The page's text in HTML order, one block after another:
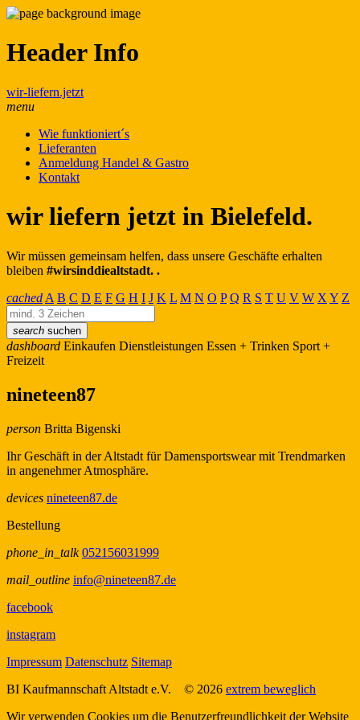
Header Info
wir-liefern.jetzt
menu
Wie funktioniert´s
Lieferanten
Anmeldung Handel & Gastro
Kontakt
wir liefern jetzt in Bielefeld.
Wir müssen gemeinsam helfen, dass unsere Geschäfte erhalten
bleiben #wirsinddiealtstadt. .
cached A B C D E F G H I J K L M N O P Q R S T U V W X Y Z
search suchen
dashboard Einkaufen Dienstleistungen Essen + Trinken Sport +
Freizeit
nineteen87
person Britta Bigenski
Ihr Geschäft in der Altstadt für Damensportswear mit Trendmarken
in angenehmer Atmosphäre.
devices nineteen87.de
Bestellung
phone_in_talk 052156031999
mail_outline info@nineteen87.de
facebook
instagram
Impressum Datenschutz Sitemap
BI Kaufmannschaft Altstadt e.V.
© 2026 extrem beweglich
Wir verwenden Cookies um die Benutzerfreundlichkeit der Website